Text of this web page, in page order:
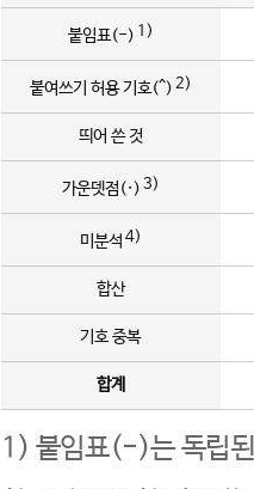
붙임표(-) 1)
붙여쓰기 허용 기호(^) 2)
띄어 쓴 것
가운뎃점(·) 3)
미분석 4)
합산
기호 중복
합계
1) 붙임표(-)는 독립된